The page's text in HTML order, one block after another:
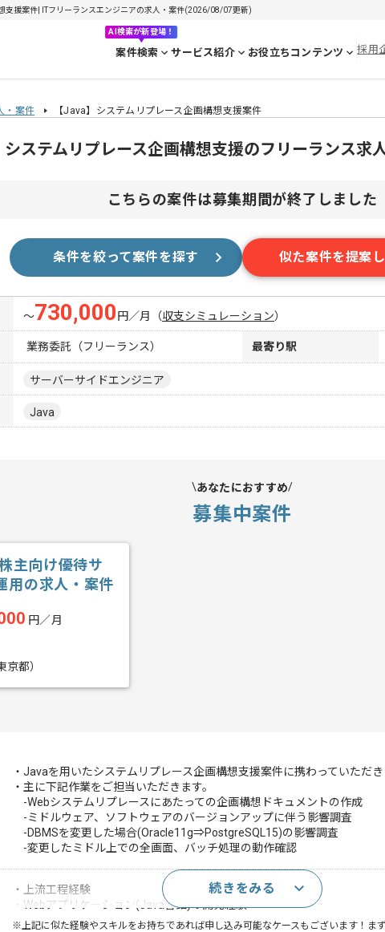
支援案件| ITフリーランスエンジニアの求人・案件(2026/08/07更新)
AI検索が新登場！
案件検索 サービス紹介 お役立ちコンテンツ 採用
・案件 【Java】システムリプレース企画構想支援案件
システムリプレース企画構想支援のフリーランス求
こちらの案件は募集期間が終了しました
条件を絞って案件を探す 似た案件を提案
〜730,000 円／月 （収支シミュレーション）
業務委託（フリーランス） 最寄り駅
サーバーサイドエンジニア
Java
あなたにおすすめ
募集中案件
主向け優待サ
用の求人・案件
円／月
京都）
・Javaを用いたシステムリプレース企画構想支援案件に携わっていただき
・主に下記作業をご担当いただきます。
-Webシステムリプレースにあたっての企画構想ドキュメントの作成
-ミドルウェア、ソフトウェアのバージョンアップに伴う影響調査
-DBMSを変更した場合(Oracle11g⇒PostgreSQL15)の影響調査
-変更したミドル上での全画面、バッチ処理の動作確認
・上流工程経験
・Webアプリケーション(Java言語)の開発経験
※上記に似た経験やスキルをお持ちであれば申し込み可能なケースもございます！ま
続きをみる